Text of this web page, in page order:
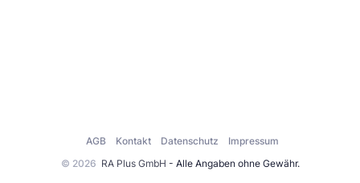
© 2026 RA Plus GmbH - Alle Angaben ohne Gewähr.
AGB Kontakt Datenschutz Impressum